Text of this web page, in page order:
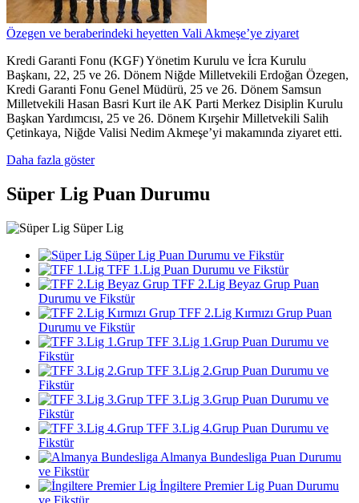
Özegen ve beraberindeki heyetten Vali Akmeşe’ye ziyaret
Kredi Garanti Fonu (KGF) Yönetim Kurulu ve İcra Kurulu
Başkanı, 22, 25 ve 26. Dönem Niğde Milletvekili Erdoğan Özegen,
Kredi Garanti Fonu Genel Müdürü, 25 ve 26. Dönem Samsun
Milletvekili Hasan Basri Kurt ile AK Parti Merkez Disiplin Kurulu
Başkan Yardımcısı, 25 ve 26. Dönem Kırşehir Milletvekili Salih
Çetinkaya, Niğde Valisi Nedim Akmeşe’yi makamında ziyaret etti.
Daha fazla göster
Süper Lig Puan Durumu
Süper Lig
Süper Lig Puan Durumu ve Fikstür
TFF 1.Lig Puan Durumu ve Fikstür
TFF 2.Lig Beyaz Grup Puan
Durumu ve Fikstür
TFF 2.Lig Kırmızı Grup Puan
Durumu ve Fikstür
TFF 3.Lig 1.Grup Puan Durumu ve
Fikstür
TFF 3.Lig 2.Grup Puan Durumu ve
Fikstür
TFF 3.Lig 3.Grup Puan Durumu ve
Fikstür
TFF 3.Lig 4.Grup Puan Durumu ve
Fikstür
Almanya Bundesliga Puan Durumu
ve Fikstür
İngiltere Premier Lig Puan Durumu
ve Fikstür